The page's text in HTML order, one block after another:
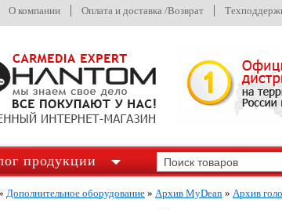
О компании Оплата и доставка /Возврат
продукции
Дополнительное оборудование » Архив MyDean » Архив